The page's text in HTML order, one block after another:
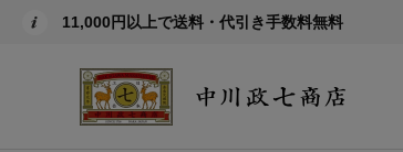
11,000円以上で送料・代引き手数料無料